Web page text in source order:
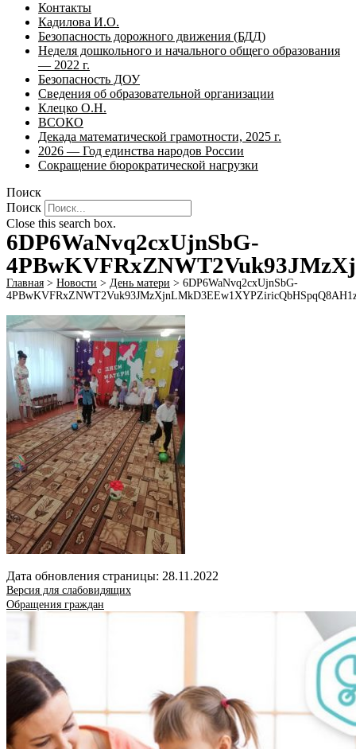
Контакты
Кадилова И.О.
Безопасность дорожного движения (БДД)
Неделя дошкольного и начального общего образования
— 2022 г.
Безопасность ДОУ
Сведения об образовательной организации
Клецко О.Н.
ВСОКО
Декада математической грамотности, 2025 г.
2026 — Год единства народов России
Сокращение бюрократической нагрузки
Поиск
Поиск
Close this search box.
6DP6WaNvq2cxUjnSbG-
Главная > Новости > День матери > 6DP6WaNvq2cxUjnSbG-
Дата обновления страницы: 28.11.2022
Версия для слабовидящих
Обращения граждан